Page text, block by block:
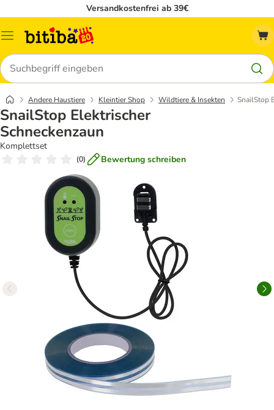
Versandkostenfrei ab 39€
Menü
Suchen
Andere Haustiere Kleintier Shop Wildtiere & Insekten SnailStop
SnailStop Elektrischer
Schneckenzaun
Komplettset
(0) Bewertung schreiben